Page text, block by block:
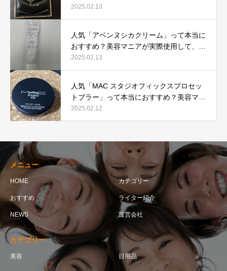
アが実際使用して口コミを検証！
2025.02.13
人気「アベンヌシカクリーム」って本当に
おすすめ？美容マニアが実際使用して、口
コミを検証！
2025.02.13
人気「MAC スタジオフィックスプロセッ
トブラー」って本当におすすめ？美容マニ
アが実際使用して口コミを検証！
2025.02.12
メニュー
HOME カテゴリー
おすすめ ライター紹介
NEWS 運営会社
カテゴリー
美容 日用品